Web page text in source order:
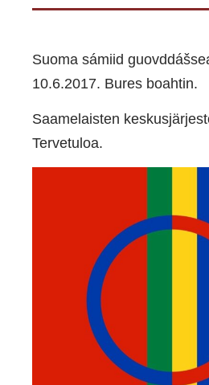
Suoma sámiid
10.6.2017. Bures boahtin.
Saamelaisten
Tervetuloa.